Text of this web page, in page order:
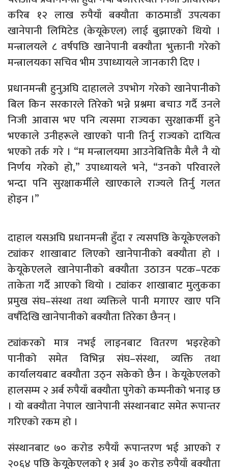
करिब १२ लाख रुपैयाँ बक्यौता काठमाडौं उपत्यका
खानेपानी लिमिटेड (केयूकेएल) लाई बुझाएको थियो ।
मन्त्रालयले ८ वर्षपछि खानेपानी बक्यौता भुक्तानी गरेको
मन्त्रालयका सचिव भीम उपाध्यायले जानकारी दिए ।
प्रधानमन्त्री हुनुअघि दाहालले उपभोग गरेको खानेपानीको
बिल किन सरकारले तिरेको भन्ने प्रश्नमा बचाउ गर्दै उनले
निजी आवास भए पनि त्यसमा राज्यका सुरक्षाकर्मी हुने
भएकाले उनीहरूले खाएको पानी तिर्नु राज्यको दायित्व
भएको तर्क गरे । “म मन्त्रालयमा आउनेबित्तिकै मैलै नै यो
निर्णय गरेको हो,” उपाध्यायले भने, “उनको परिवारले
भन्दा पनि सुरक्षाकर्मीले खाएकाले राज्यले तिर्नु गलत
होइन ।”
दाहाल यसअघि प्रधानमन्त्री हुँदा र त्यसपछि केयूकेएलको
ट्यांकर शाखाबाट लिएको खानेपानीको बक्यौता हो ।
केयूकेएलले खानेपानीको बक्यौता उठाउन पटक–पटक
ताकेता गर्दै आएको थियो । ट्यांकर शाखाबाट मुलुकका
प्रमुख संघ–संस्था तथा व्यक्तिले पानी मगाएर खाए पनि
वर्षौंदेखि खानेपानीको बक्यौता तिरेका छैनन् ।
ट्यांकरको मात्र नभई लाइनबाट वितरण भइरहेको
पानीको समेत विभिन्न संघ–संस्था, व्यक्ति तथा
कार्यालयबाट बक्यौता उठ्न सकेको छैन । केयूकेएलको
हालसम्म २ अर्ब रुपैयाँ बक्यौता पुगेको कम्पनीको भनाइ छ
। यो बक्यौता नेपाल खानेपानी संस्थानबाट समेत रूपान्तर
गरिएको रकम हो ।
संस्थानबाट ७० करोड रुपैयाँ रूपान्तरण भई आएको र
२०६४ पछि केयूकेएलको १ अर्ब ३० करोड रुपैयाँ बक्यौता